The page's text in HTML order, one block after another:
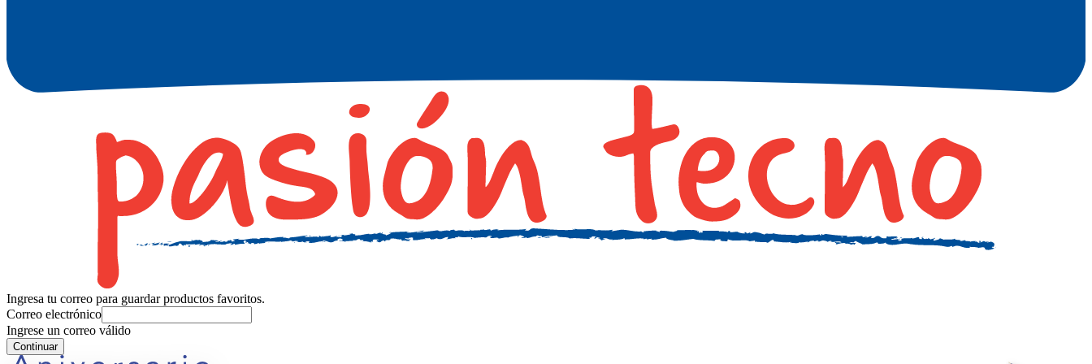
Ingresa tu correo para guardar productos favoritos.
Correo electrónico
Ingrese un correo válido
Continuar